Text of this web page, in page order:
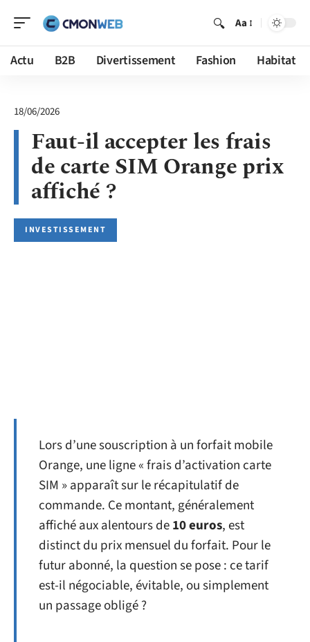
Aa
Actu B2B Divertissement Fashion Habitat
18/06/2026
Faut-il accepter les frais
de carte SIM Orange prix
affiché ?
INVESTISSEMENT
Lors d’une souscription à un forfait mobile
Orange, une ligne « frais d’activation carte
SIM » apparaît sur le récapitulatif de
commande. Ce montant, généralement
affiché aux alentours de10 euros, est
distinct du prix mensuel du forfait. Pour le
futur abonné, la question se pose : ce tarif
est-il négociable, évitable, ou simplement
un passage obligé ?